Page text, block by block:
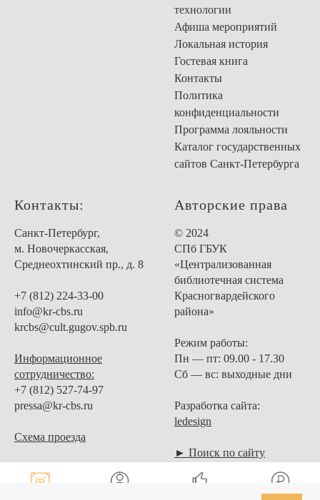
технологии
Афиша мероприятий
Локальная история
Гостевая книга
Контакты
Политика
конфиденциальности
Программа лояльности
Каталог государственных
сайтов Санкт-Петербурга
Контакты:
Санкт-Петербург,
м. Новочеркасская,
Среднеохтинский пр., д. 8
+7 (812) 224-33-00
info@kr-cbs.ru
krcbs@cult.gugov.spb.ru
Информационное
сотрудничество:
+7 (812) 527-74-97
pressa@kr-cbs.ru
Схема проезда
Авторские права
© 2024
СПб ГБУК
«Централизованная
библиотечная система
Красногвардейского
района»
Режим работы:
Пн — пт: 09.00 - 17.30
Сб — вс: выходные дни
Разработка сайта:
ledesign
► Поиск по сайту